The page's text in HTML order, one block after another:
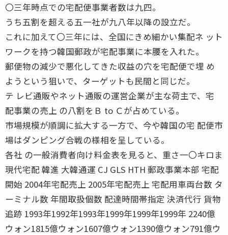
〇三年時点での宅配便事業者数は九四。
うち五割を超える五一社が九八年以降の設立だ。
これに加えて〇三年には、全国にきめ細かい集配ネ ット
ワークを持つ韓国郵政が宅配事業に本腰を入れた。
郵便物の減少で悪化してきた収益の穴を宅配便で埋 め
ようという狙いで、ターゲットも民間と同じだ。
テ レビ通販やネット通販の運営企業が主な荷主で、宅
配事業の売上 の八割をＢ to Ｃが占めている。
市場規模が順調に拡大する一方で、今や韓国の宅 配便市
場はダンピング合戦の様相を呈している。
各社 の一般消費者向け料金表を見ると、重さ一〇キロま
現代宅配 韓進 大韓通運 CJ GLS HTH 郵政事業本部 宅配
開始 2004年宅配売上 2005年宅配売上 宅配用車両台数 タ
ーミナル数 年間取扱個数 配達時間帯指定 決済代行 貨物
追跡 1993年1992年1993年1999年1999年1999年 2240億
ウォン1815億ウォン1607億ウォン1390億ウォン791億ウ